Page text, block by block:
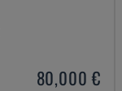
80,000 €